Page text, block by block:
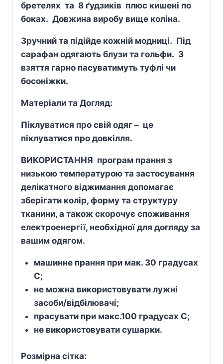
бретелях та 8 ґудзиків плюс кишені по
боках. Довжина виробу вище коліна.
Зручний та підійде кожній модниці. Під
сарафан одягають блузи та гольфи. З
взяття гарно пасуватимуть туфлі чи
босоніжки.
Матеріали та Догляд:
Піклуватися про свій одяг – це
піклуватися про довкілля.
ВИКОРИСТАННЯ програм прання з
низькою температурою та застосування
делікатного віджимання допомагає
зберігати колір, форму та структуру
тканини, а також скорочує споживання
електроенергії, необхідної для догляду за
вашим одягом.
машинне прання при мак. 30 градусах
С;
не можна використовувати лужні
засоби/відбілювачі;
прасувати при макс.100 градусах С;
не використовувати сушарки.
Розмірна сітка: